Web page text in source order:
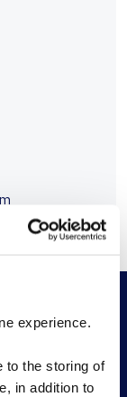
experience.
to the storing of
in addition to